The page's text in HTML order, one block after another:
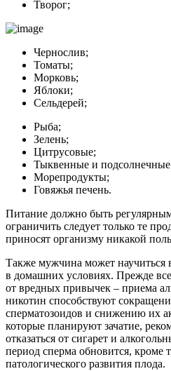
Творог;
Чернослив;
Томаты;
Морковь;
Яблоки;
Сельдерей;
Рыба;
Зелень;
Цитрусовые;
Тыквенные и подсолнечные
Морепродукты;
Говяжья печень.
Питание должно быть
ограничить следует только те
приносят организму никакой
Также мужчина может научиться
в домашних условиях. Прежде
от вредных привычек – приема
никотин способствуют
сперматозоидов и снижению их
которые планируют зачатие,
отказаться от сигарет и
период сперма обновится, кроме
патологического развития плода.